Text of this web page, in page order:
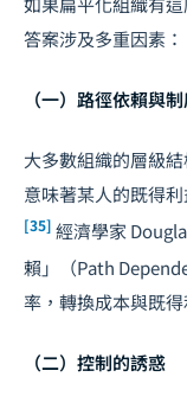
答案涉及多重因素：
（一）路徑依賴與
大多數組織的層級
意味著某人的既得
[35] 經濟學家
賴」（Path
率，轉換成本與既
（二）控制的誘惑